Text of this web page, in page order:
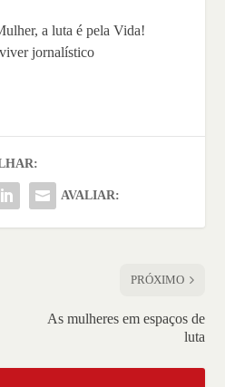
a luta é pela Vida!
jornalístico
AVALIAR:
PRÓXIMO
As mulheres em espaços de
luta